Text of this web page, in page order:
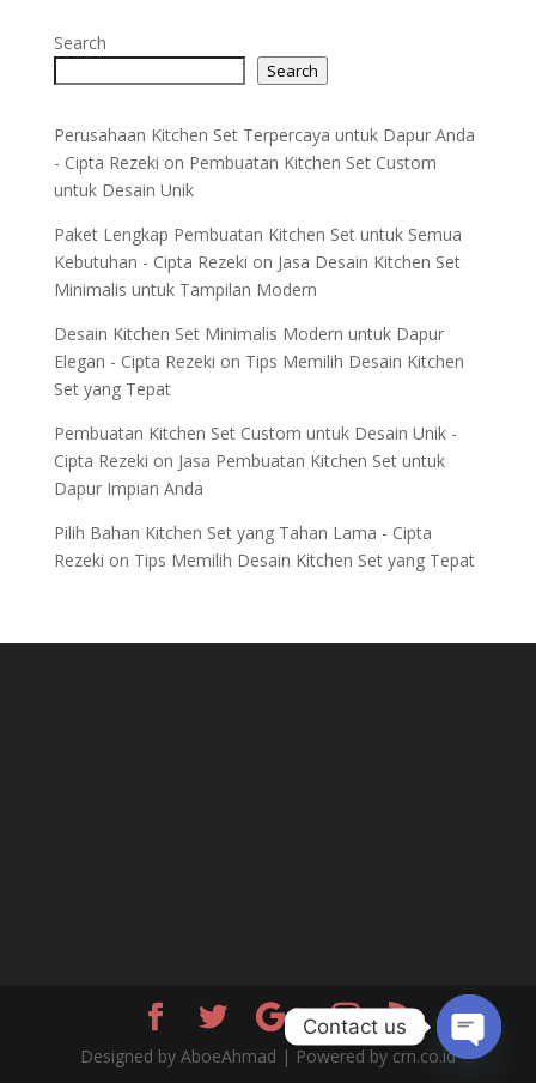
Search
Search
Perusahaan Kitchen Set Terpercaya untuk Dapur Anda
- Cipta Rezeki on Pembuatan Kitchen Set Custom
untuk Desain Unik
Paket Lengkap Pembuatan Kitchen Set untuk Semua
Kebutuhan - Cipta Rezeki on Jasa Desain Kitchen Set
Minimalis untuk Tampilan Modern
Desain Kitchen Set Minimalis Modern untuk Dapur
Elegan - Cipta Rezeki on Tips Memilih Desain Kitchen
Set yang Tepat
Pembuatan Kitchen Set Custom untuk Desain Unik -
Cipta Rezeki on Jasa Pembuatan Kitchen Set untuk
Dapur Impian Anda
Pilih Bahan Kitchen Set yang Tahan Lama - Cipta
Rezeki on Tips Memilih Desain Kitchen Set yang Tepat
Designed by AboeAhmad | Powered by crn.co.id
Contact us